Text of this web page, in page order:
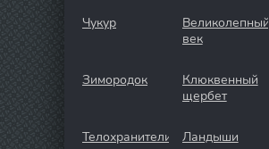
Чукур
Великолепный
век
Зимородок
Клюквенный
щербет
Телохранители Ландыши